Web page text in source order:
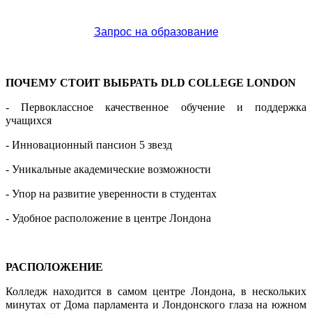
Запрос на образование
ПОЧЕМУ СТОИТ ВЫБРАТЬ DLD COLLEGE LONDON
- Первоклассное качественное обучение и поддержка
учащихся
- Инновационный пансион 5 звезд
- Уникальные академические возможности
- Упор на развитие уверенности в студентах
- Удобное расположение в центре Лондона
РАСПОЛОЖЕНИЕ
Колледж находится в самом центре Лондона, в нескольких
минутах от Дома парламента и Лондонского глаза на южном